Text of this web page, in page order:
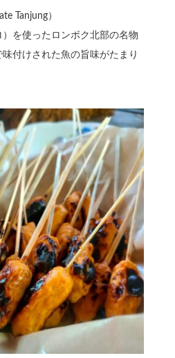
Tanjung）
を使ったロンボク北部の名物
付けされた魚の旨味がたまり